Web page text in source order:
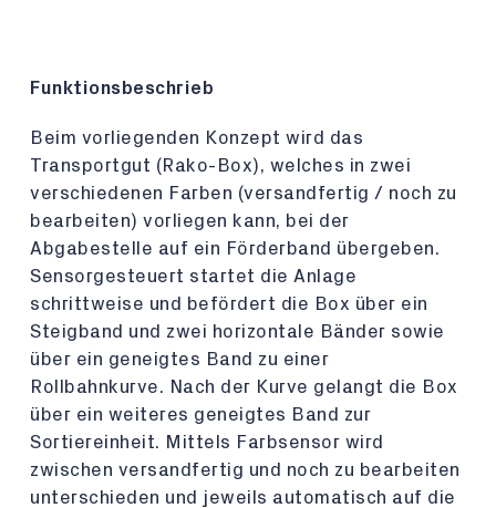
Funktionsbeschrieb
Beim vorliegenden Konzept wird das
Transportgut (Rako-Box), welches in zwei
verschiedenen Farben (versandfertig / noch zu
bearbeiten) vorliegen kann, bei der
Abgabestelle auf ein Förderband übergeben.
Sensorgesteuert startet die Anlage
schrittweise und befördert die Box über ein
Steigband und zwei horizontale Bänder sowie
über ein geneigtes Band zu einer
Rollbahnkurve. Nach der Kurve gelangt die Box
über ein weiteres geneigtes Band zur
Sortiereinheit. Mittels Farbsensor wird
zwischen versandfertig und noch zu bearbeiten
unterschieden und jeweils automatisch auf die